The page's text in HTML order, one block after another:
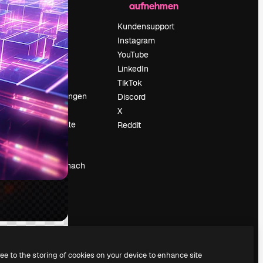
Preise
Über uns
Reviews
Karriere
Suchtrends
Blog
Veranstaltungen
Slidesgo
Deine Inhalte
verkaufen
Pressesaal
Suchst du nach
magnific.ai
aufnehmen
Kundensupport
Instagram
YouTube
LinkedIn
TikTok
Discord
X
Reddit
to the storing of cookies on your device to enhance site